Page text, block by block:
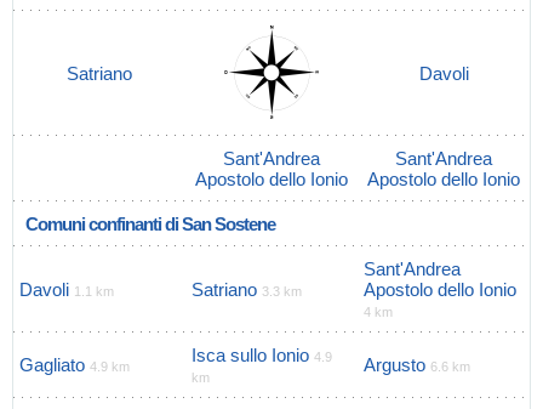
Satriano Davoli
Sant'Andrea
Apostolo dello Ionio
Sant'Andrea
Apostolo dello Ionio
Comuni confinanti di San Sostene
Davoli 1.1 km Satriano 3.3 km
Sant'Andrea
Apostolo dello Ionio
4 km
Gagliato 4.9 km
Isca sullo Ionio 4.9
km
Argusto 6.6 km